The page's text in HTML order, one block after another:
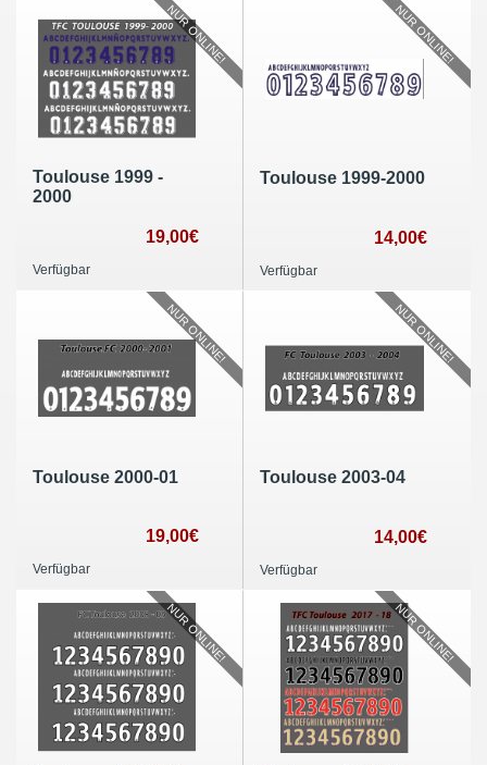
Toulouse 1999 -
2000
19,00€
Verfügbar
NUR ONLINE!
Toulouse 1999-2000
14,00€
Verfügbar
NUR ONLINE!
Toulouse 2000-01
19,00€
Verfügbar
NUR ONLINE!
Toulouse 2003-04
14,00€
Verfügbar
NUR ONLINE!
NUR ONLINE! NUR ONLINE!